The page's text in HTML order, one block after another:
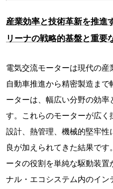
産業効率と技術革新を推進
リーナの戦略的基盤と重要
電気交流モーターは現代の産
自動車推進から精密製造ま
ーターは、幅広い分野の効率
す。これらのモーターが広
設計、熱管理、機械的堅牢
良が加えられてきた結果で
ータの役割を単純な駆動装
ナル・エコシステム内のイ